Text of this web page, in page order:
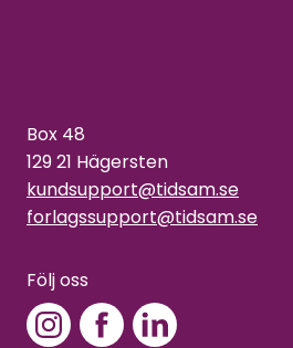
Box 48
129 21 Hägersten
kundsupport@tidsam.se
forlagssupport@tidsam.se
Följ oss